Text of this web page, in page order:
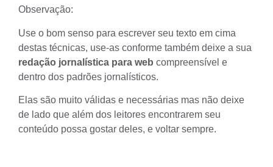
Observação:
Use o bom senso para escrever seu texto em cima
destas técnicas, use-as conforme também deixe a sua
redação jornalística para web compreensível e
dentro dos padrões jornalísticos.
Elas são muito válidas e necessárias mas não deixe
de lado que além dos leitores encontrarem seu
conteúdo possa gostar deles, e voltar sempre.